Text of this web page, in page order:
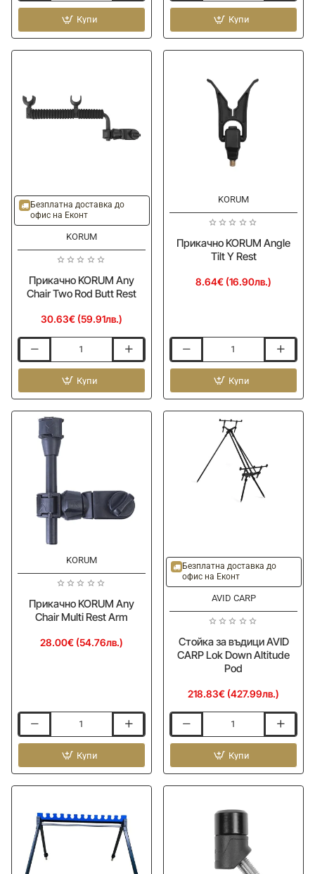
AVID
Bait
Station
Купи
за
KORUM
Angle
Compact
Купи
Безплатна доставка до
офис на Еконт
KORUM
Прикачно KORUM Any
Chair Two Rod Butt Rest
30.63€ (59.91лв.)
KORUM
Chair
Two
Купи
KORUM
Прикачно KORUM Angle
Tilt Y Rest
8.64€ (16.90лв.)
KORUM
Tilt
Y
Купи
KORUM
Прикачно KORUM Any
Chair Multi Rest Arm
28.00€ (54.76лв.)
KORUM
Chair
Multi
Arm
Купи
Безплатна доставка до
офис на Еконт
AVID CARP
Стойка за въдици AVID
CARP Lok Down Altitude
Pod
218.83€ (427.99лв.)
за
AVID
CARP
Купи